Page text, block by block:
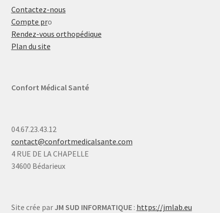
Contactez-nous
Compte pro
Rendez-vous orthopédique
Plan du site
Confort Médical Santé
04.67.23.43.12
contact@confortmedicalsante.com
4 RUE DE LA CHAPELLE
34600 Bédarieux
Site crée par JM SUD INFORMATIQUE: https://jmlab.eu